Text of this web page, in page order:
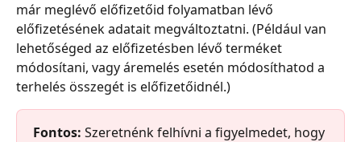
már meglévő előfizetőid folyamatban lévő
előfizetésének adatait megváltoztatni. (Például van
lehetőséged az előfizetésben lévő terméket
módosítani, vagy áremelés esetén módosíthatod a
terhelés összegét is előfizetőidnél.)
Fontos: Szeretnénk felhívni a figyelmedet, hogy